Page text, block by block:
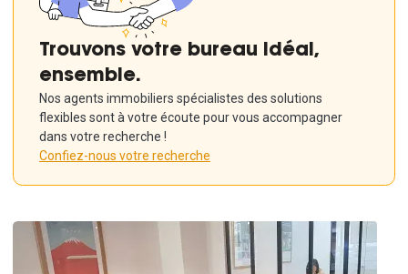
Trouvons votre bureau idéal,
ensemble.
Nos agents immobiliers spécialistes des solutions
flexibles sont à votre écoute pour vous accompagner
dans votre recherche !
Confiez-nous votre recherche